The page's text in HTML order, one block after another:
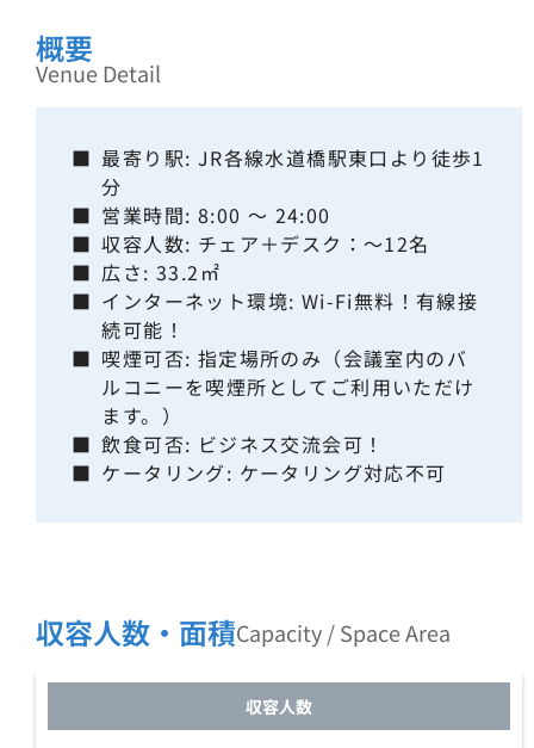
概要
Venue Detail
■ 最寄り駅: JR各線水道橋駅東口より徒歩1
分
■ 営業時間: 8:00 ～ 24:00
■ 収容人数: チェア＋デスク：～12名
■ 広さ: 33.2㎡
■ インターネット環境: Wi-Fi無料！有線接
続可能！
■ 喫煙可否: 指定場所のみ（会議室内のバ
ルコニーを喫煙所としてご利用いただけ
ます。）
■ 飲食可否: ビジネス交流会可！
■ ケータリング: ケータリング対応不可
収容人数・面積Capacity / Space Area
収容人数